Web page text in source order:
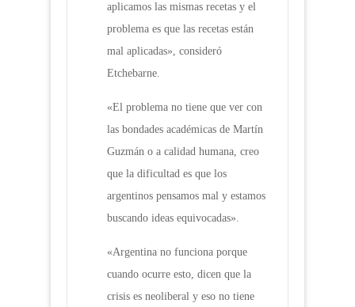
aplicamos las mismas recetas y el
problema es que las recetas están
mal aplicadas», consideró
Etchebarne.
«El problema no tiene que ver con
las bondades académicas de Martín
Guzmán o a calidad humana, creo
que la dificultad es que los
argentinos pensamos mal y estamos
buscando ideas equivocadas».
«Argentina no funciona porque
cuando ocurre esto, dicen que la
crisis es neoliberal y eso no tiene